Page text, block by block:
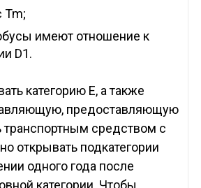
Tm;
имеют отношение к
D1.
категорию Е, а также
предоставляющую
транспортным средством с
открывать подкатегории
одного года после
категории. Чтобы